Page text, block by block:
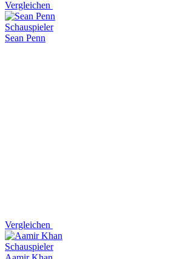
Vergleichen
Schauspieler
Sean Penn
Vergleichen
Schauspieler